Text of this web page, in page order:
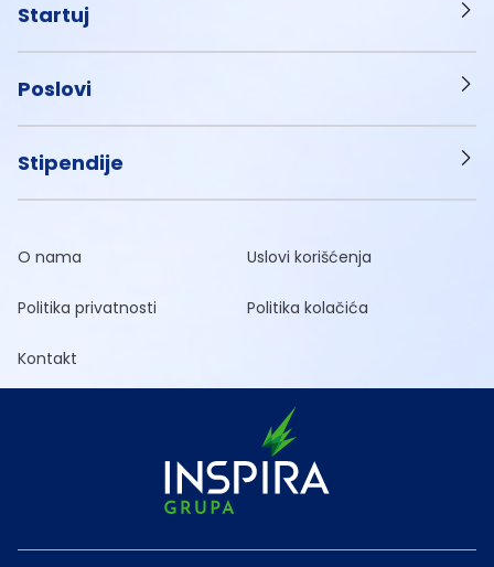
Startuj
Poslovi
Stipendije
O nama Uslovi korišćenja
Politika privatnosti Politika kolačića
Kontakt